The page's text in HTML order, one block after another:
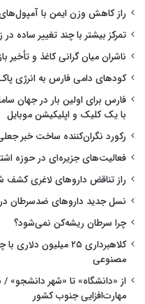
راز کاهش وزن ایمن با
تمرکز بیشتر با چند تغییر ساده
ناشران میان گرانی کاغذ و تأخیر
کودهای دامی فارس به انرژی
فارس برای اولین بار در جهان
با یک کلیک و اپلیکیشن موبایل
رکورد نگران‌کننده ساخت خبر
فعالیت‌های جزیره‌ای در حوزه
راز تناقض داروهای لاغری کشف
نسل جدید داروهای ضدسرطان در
چرا سرطان ریشه‌کن نمی‌شود؟
کلاهبرداری ۲۵
مصنوعی
از «دانشگاه» تا «شهر دانشجو»
مهارت‌افزایی جنوب کشور